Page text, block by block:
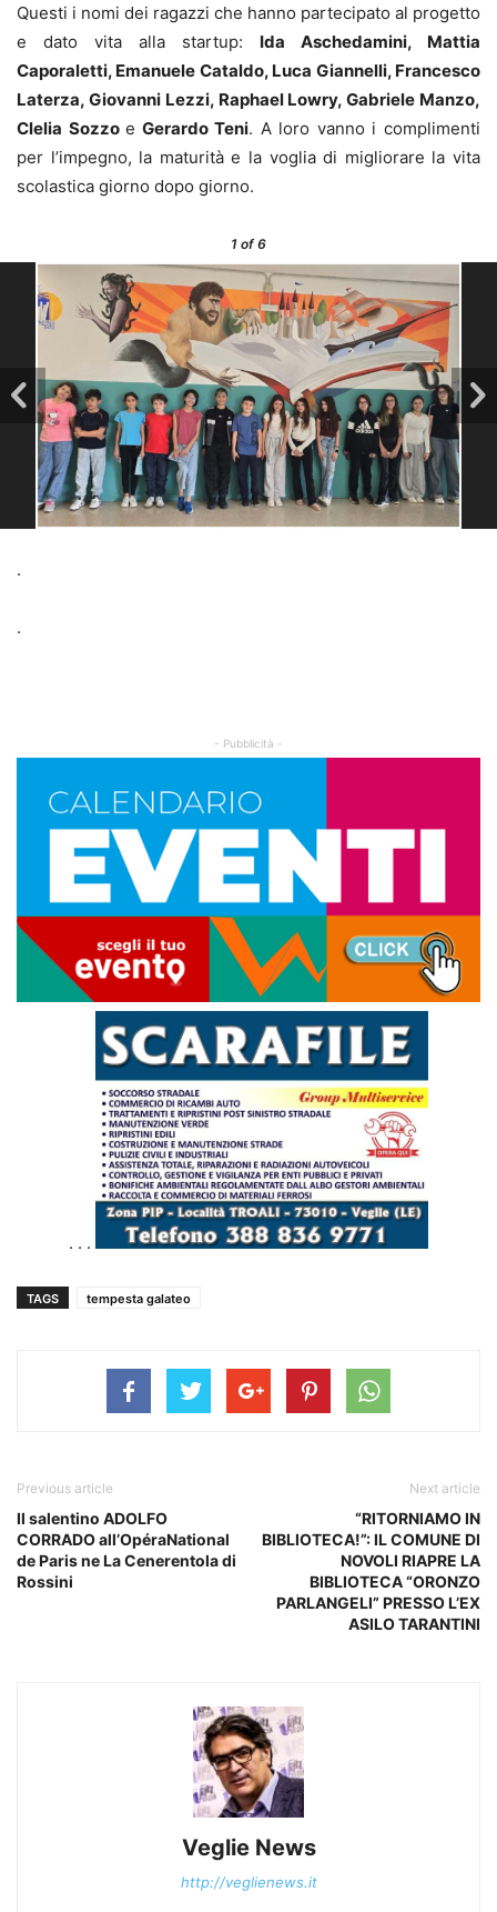
Questi i nomi dei ragazzi che hanno partecipato al progetto
e dato vita alla startup: Ida Aschedamini, Mattia
Caporaletti, Emanuele Cataldo, Luca Giannelli, Francesco
Laterza, Giovanni Lezzi, Raphael Lowry, Gabriele Manzo,
Clelia Sozzoe Gerardo Teni. A loro vanno i complimenti
per l’impegno, la maturità e la voglia di migliorare la vita
scolastica giorno dopo giorno.
1 of 6
.
.
- Pubblicità -
. . .
TAGS tempesta galateo
Previous article
Il salentino ADOLFO
CORRADO all’OpéraNational
de Paris ne La Cenerentola di
Rossini
Next article
“RITORNIAMO IN
BIBLIOTECA!”: IL COMUNE DI
NOVOLI RIAPRE LA
BIBLIOTECA “ORONZO
PARLANGELI” PRESSO L’EX
ASILO TARANTINI
Veglie News
http://veglienews.it